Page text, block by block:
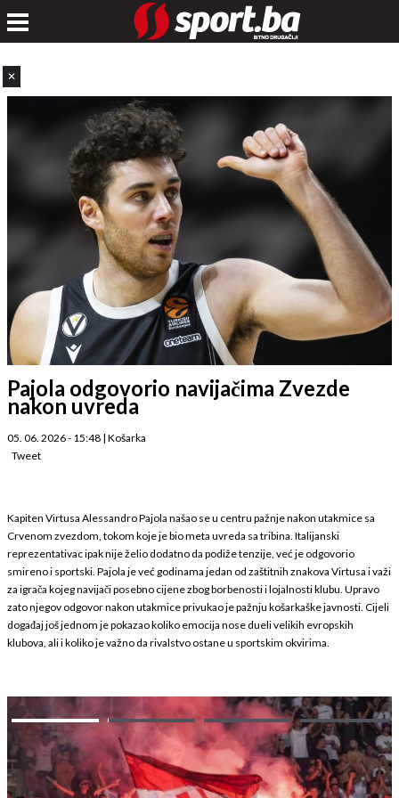
✕
Pajola odgovorio navijačima Zvezde
nakon uvreda
05. 06. 2026 - 15:48 | Košarka
Tweet
Kapiten Virtusa Alessandro Pajola našao se u centru pažnje nakon utakmice sa
Crvenom zvezdom, tokom koje je bio meta uvreda sa tribina. Italijanski
reprezentativac ipak nije želio dodatno da podiže tenzije, već je odgovorio
smireno i sportski. Pajola je već godinama jedan od zaštitnih znakova Virtusa i važi
za igrača kojeg navijači posebno cijene zbog borbenosti i lojalnosti klubu. Upravo
zato njegov odgovor nakon utakmice privukao je pažnju košarkaške javnosti. Cijeli
događaj još jednom je pokazao koliko emocija nose dueli velikih evropskih
klubova, ali i koliko je važno da rivalstvo ostane u sportskim okvirima.